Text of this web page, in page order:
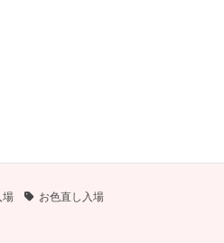
場 お色直し入場